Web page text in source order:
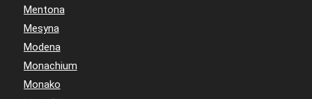
Mentona
Mesyna
Modena
Monachium
Monako